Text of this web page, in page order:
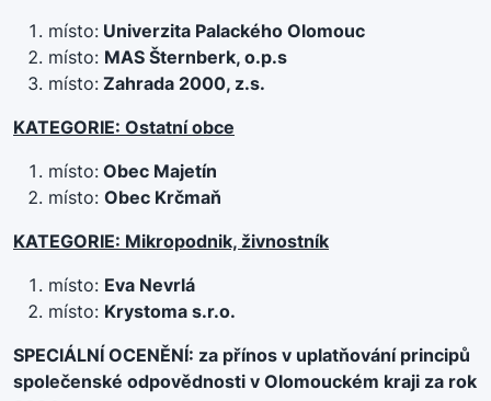
místo: Univerzita Palackého Olomouc
místo: MAS Šternberk, o.p.s
místo: Zahrada 2000, z.s.
KATEGORIE: Ostatní obce
místo: Obec Majetín
místo: Obec Krčmaň
KATEGORIE: Mikropodnik, živnostník
místo: Eva Nevrlá
místo: Krystoma s.r.o.
SPECIÁLNÍ OCENĚNÍ: za přínos v uplatňování principů
společenské odpovědnosti v Olomouckém kraji za rok